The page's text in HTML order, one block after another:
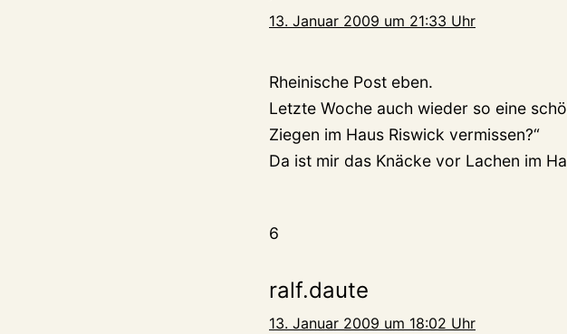
13. Januar 2009 um 21:33 Uhr
Rheinische Post eben.
Letzte Woche auch wieder so eine
Ziegen im Haus Riswick vermissen?“
Da ist mir das Knäcke vor Lachen im
6
ralf.daute
13. Januar 2009 um 18:02 Uhr